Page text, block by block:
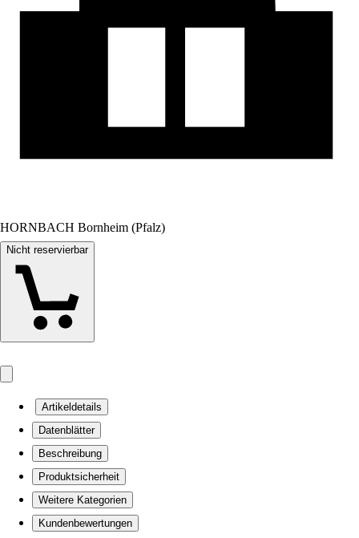
HORNBACH Bornheim (Pfalz)
Nicht reservierbar
Artikeldetails
Datenblätter
Beschreibung
Produktsicherheit
Weitere Kategorien
Kundenbewertungen